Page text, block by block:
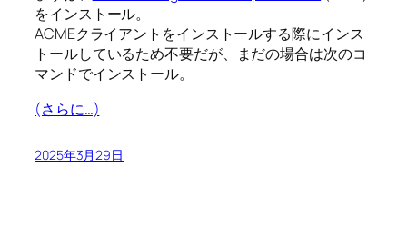
をインストール。
ACMEクライアントをインストールする際にインス
トールしているため不要だが、まだの場合は次のコ
マンドでインストール。
(さらに…)
2025年3月29日